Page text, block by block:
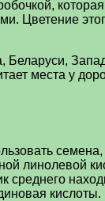
Цветение
Беларуси,
места у
семена,
линолевой
кислоты.